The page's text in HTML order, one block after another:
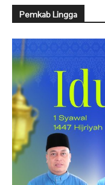
Pemkab Lingga